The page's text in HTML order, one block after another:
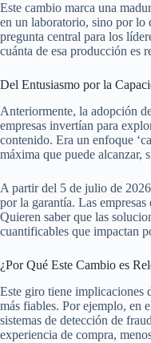
Este cambio marca una
en un laboratorio, sino por lo
pregunta central para los
cuánta de esa producción es
Del Entusiasmo por la
Anteriormente, la adopción
empresas invertían para
contenido. Era un enfoque
máxima que puede alcanzar,
A partir del 5 de julio de
por la garantía. Las
Quieren saber que las
cuantificables que impactan
¿Por Qué Este Cambio es
Este giro tiene implicaciones
más fiables. Por ejemplo, en
sistemas de detección de
experiencia de compra,